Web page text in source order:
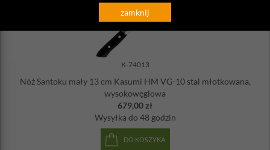
zamknij
K-74013
Nóż Santoku mały 13 cm Kasumi HM VG-10 stal młotkowana,
wysokowęglowa
679,00 zł
Wysyłka do 48 godzin
DO KOSZYKA